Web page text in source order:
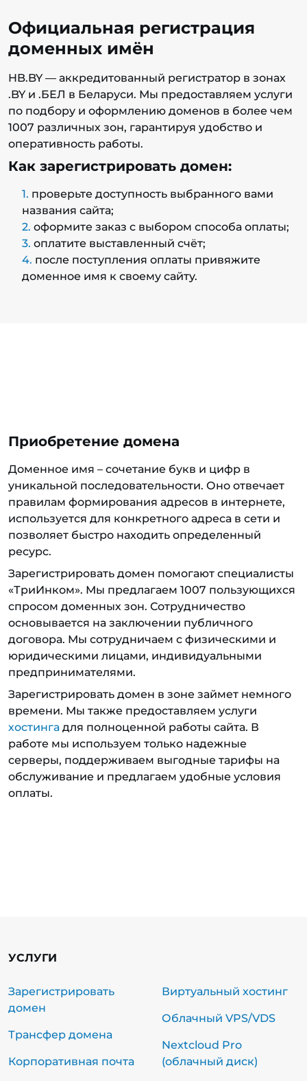
Официальная регистрация
доменных имён
HB.BY — аккредитованный регистратор в зонах
.BY и .БЕЛ в Беларуси. Мы предоставляем услуги
по подбору и оформлению доменов в более чем
1007 различных зон, гарантируя удобство и
оперативность работы.
Как зарегистрировать домен:
проверьте доступность выбранного вами
названия сайта;
оформите заказ с выбором способа оплаты;
оплатите выставленный счёт;
после поступления оплаты привяжите
доменное имя к своему сайту.
Приобретение домена
Доменное имя – сочетание букв и цифр в
уникальной последовательности. Оно отвечает
правилам формирования адресов в интернете,
используется для конкретного адреса в сети и
позволяет быстро находить определенный
ресурс.
Зарегистрировать домен помогают специалисты
«ТриИнком». Мы предлагаем 1007 пользующихся
спросом доменных зон. Сотрудничество
основывается на заключении публичного
договора. Мы сотрудничаем с физическими и
юридическими лицами, индивидуальными
предпринимателями.
Зарегистрировать домен в зоне займет немного
времени. Мы также предоставляем услуги
хостинга для полноценной работы сайта. В
работе мы используем только надежные
серверы, поддерживаем выгодные тарифы на
обслуживание и предлагаем удобные условия
оплаты.
УСЛУГИ
Зарегистрировать
домен
Трансфер домена
Корпоративная почта
Виртуальный хостинг
Облачный VPS/VDS
Nextcloud Pro
(облачный диск)